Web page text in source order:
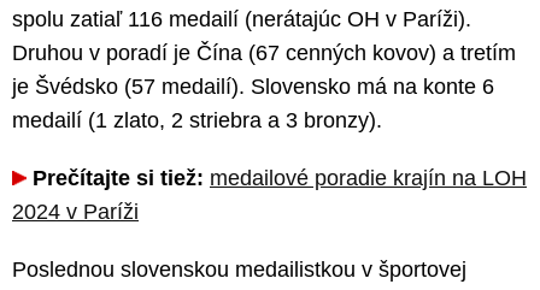
spolu zatiaľ 116 medailí (nerátajúc OH v Paríži).
Druhou v poradí je Čína (67 cenných kovov) a tretím
je Švédsko (57 medailí). Slovensko má na konte 6
medailí (1 zlato, 2 striebra a 3 bronzy).
Prečítajte si tiež: medailové poradie krajín na LOH
2024 v Paríži
Poslednou slovenskou medailistkou v športovej